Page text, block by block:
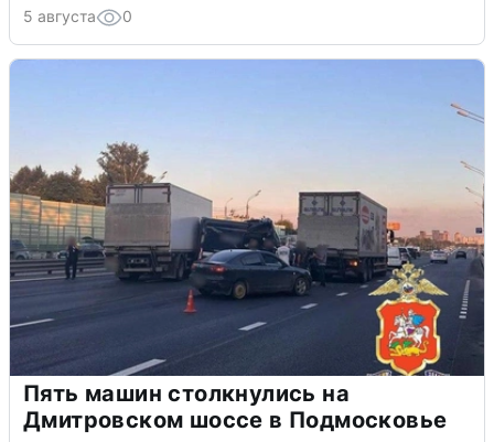
5 августа 0
Пять машин столкнулись на
Дмитровском шоссе в Подмосковье